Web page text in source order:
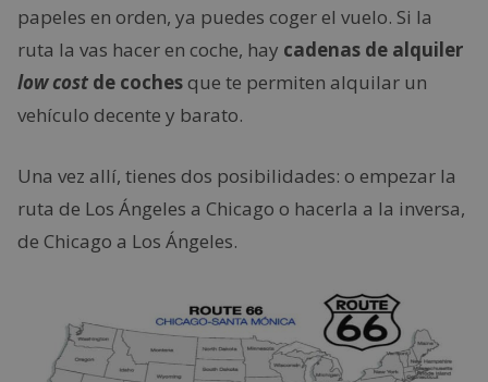
papeles en orden, ya puedes coger el vuelo. Si la
ruta la vas hacer en coche, hay cadenas de alquiler
low cost de cochesque te permiten alquilar un
vehículo decente y barato.
Una vez allí, tienes dos posibilidades: o empezar la
ruta de Los Ángeles a Chicago o hacerla a la inversa,
de Chicago a Los Ángeles.